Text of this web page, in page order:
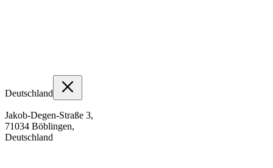
Deutschland
Jakob-Degen-Straße 3,
71034 Böblingen,
Deutschland